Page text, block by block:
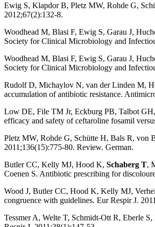
Ewig S, Klapdor B, Pletz MW, Rohde G,
2012;67(2):132-8.
Woodhead M, Blasi F, Ewig S, Garau J,
Society for Clinical Microbiology and
Woodhead M, Blasi F, Ewig S, Garau J,
Society for Clinical Microbiology and
Rudolf D, Michaylov N, van der Linden M,
accumulation of antibiotic resistance.
Low DE, File TM Jr, Eckburg PB, Talbot
efficacy and safety of ceftaroline fosamil
Pletz MW, Rohde G, Schütte H, Bals R, von
2011;136(15):775-80. Review. German.
Butler CC, Kelly MJ, Hood K, Schaberg T,
Coenen S. Antibiotic prescribing for
Wood J, Butler CC, Hood K, Kelly MJ,
congruence with guidelines. Eur Respir J.
Tessmer A, Welte T, Schmidt-Ott R, Eberle